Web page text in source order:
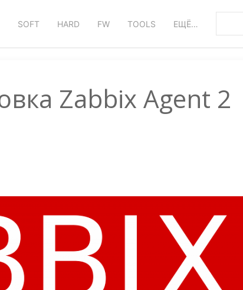
SOFT HARD FW TOOLS ЕЩЁ…
Zabbix Agent 2